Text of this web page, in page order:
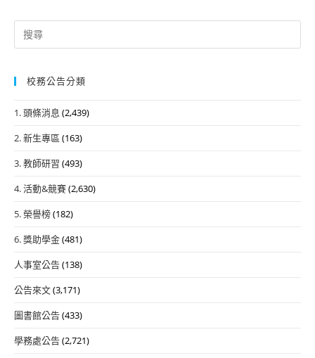
Search
for:
校務公告分類
1. 頭條消息 (2,439)
2. 新生專區 (163)
3. 教師研習 (493)
4. 活動&競賽(2,630)
5. 榮譽榜(182)
6. 獎助學金(481)
人事室公告(138)
公告來文(3,171)
圖書館公告(433)
學務處公告(2,721)